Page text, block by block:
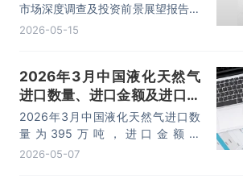
市场深度调查及投资前景展望报告，
主要包括利用分析、重点企业分析、
2026-05-15
2026年3月中国液化天然气
进口数量、进口金额及进口均
价统计分析
2026年3月中国液化天然气进口数
量为395万吨，进口金额为
178004.5万美元，进口均价为
2026-05-07